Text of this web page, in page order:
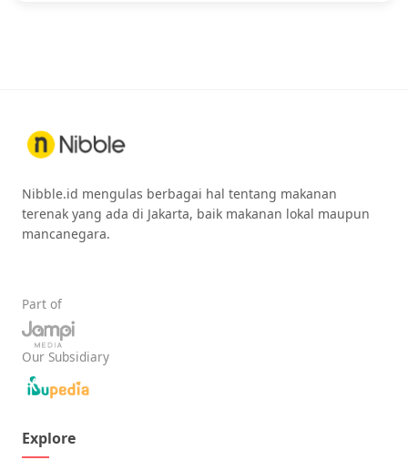
Nibble.id mengulas berbagai hal tentang makanan
terenak yang ada di Jakarta, baik makanan lokal maupun
mancanegara.
Part of
Our Subsidiary
Explore